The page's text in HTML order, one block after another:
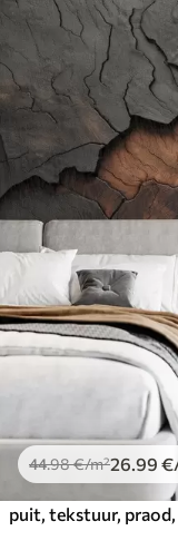
44.98€/m²26.99 €
puit, tekstuur,